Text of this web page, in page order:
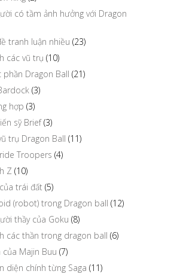
có tầm ảnh hưởng với Dragon
tranh luận nhiều (23)
các vũ trụ (10)
phần Dragon Ball (21)
(3)
hợp (3)
sỹ Brief(3)
trụ Dragon Ball (11)
Troopers (4)
Z (10)
trái đất (5)
(robot) trong Dragon ball (12)
thầy của Goku (8)
các thần trong dragon ball (6)
của Majin Buu (7)
diện chính từng Saga (11)